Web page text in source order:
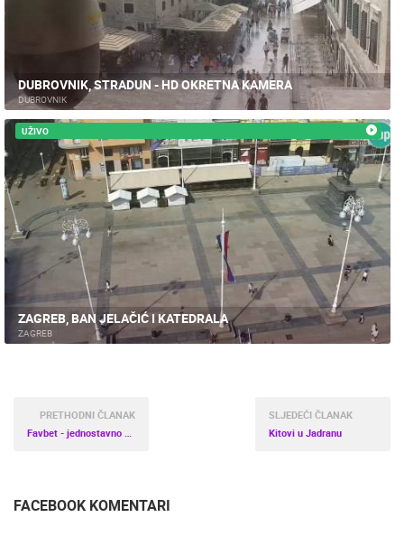
DUBROVNIK, STRADUN - HD OKRETNA KAMERA
DUBROVNIK
UŽIVO
ZAGREB, BAN JELAČIĆ I KATEDRALA
ZAGREB
PRETHODNI ČLANAK
SLJEDEĆI ČLANAK
Kitovi u Jadranu
FACEBOOK KOMENTARI